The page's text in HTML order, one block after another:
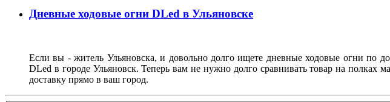
Дневные ходовые огни DLed в Ульяновске
Если вы - житель Ульяновска, и довольно долго ищете дневные ходовые огни по
DLed в городе Ульяновск. Теперь вам не нужно долго сравнивать товар на полках
доставку прямо в ваш город.